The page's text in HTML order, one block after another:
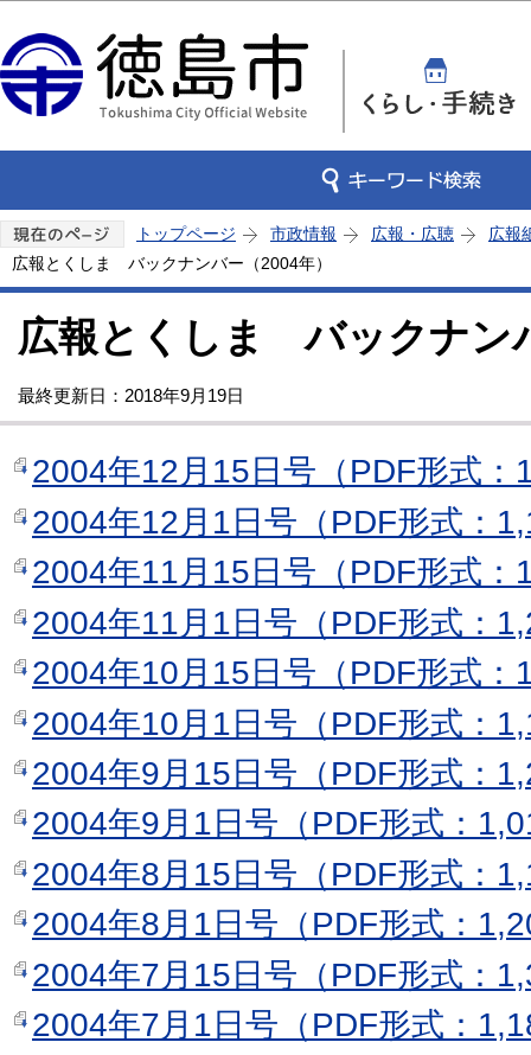
トップページ 市政情報 広報・広聴
広報
広報とくしま バックナンバー（2004年）
広報とくしま バックナン
最終更新日：2018年9月19日
2004年12月15日号（PDF形式：
2004年12月1日号（PDF形式：
2004年11月15日号（PDF形式：
2004年11月1日号（PDF形式：
2004年10月15日号（PDF形式：
2004年10月1日号（PDF形式：
2004年9月15日号（PDF形式：
2004年9月1日号（PDF形式：
2004年8月15日号（PDF形式：
2004年8月1日号（PDF形式：
2004年7月15日号（PDF形式：
2004年7月1日号（PDF形式：